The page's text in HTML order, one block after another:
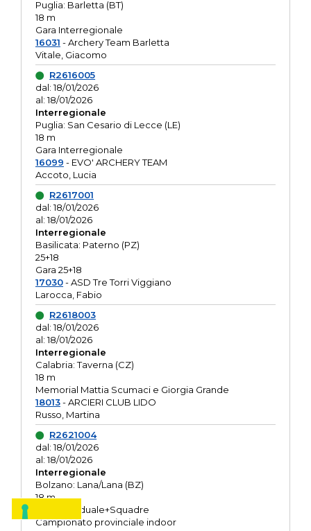
Puglia: Barletta (BT)
18 m
Gara Interregionale
16031 - Archery Team Barletta
Vitale, Giacomo
R2616005
dal: 18/01/2026
al: 18/01/2026
Interregionale
Puglia: San Cesario di Lecce (LE)
18 m
Gara Interregionale
16099 - EVO' ARCHERY TEAM
Accoto, Lucia
R2617001
dal: 18/01/2026
al: 18/01/2026
Interregionale
Basilicata: Paterno (PZ)
25+18
Gara 25+18
17030- ASD Tre Torri Viggiano
Larocca, Fabio
R2618003
dal: 18/01/2026
al: 18/01/2026
Interregionale
Calabria: Taverna (CZ)
18 m
Memorial Mattia Scumaci e Giorgia Grande
18013- ARCIERI CLUB LIDO
Russo, Martina
R2621004
dal: 18/01/2026
al: 18/01/2026
Interregionale
Bolzano: Lana/Lana (BZ)
18 m
O.R. Individuale+Squadre
Campionato provinciale indoor